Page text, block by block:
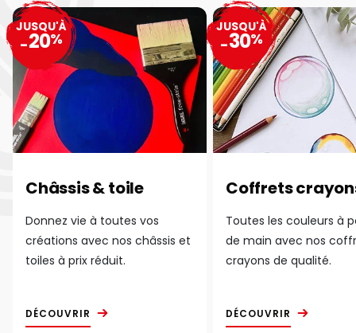
Châssis & toile
Donnez vie à toutes vos
créations avec nos châssis et
toiles à prix réduit.
DÉCOUVRIR
JUSQU'À
-20%
Coffrets
Toutes les couleurs à
de main avec nos
crayons de qualité.
DÉCOUVRIR
JUSQU'À
-30%